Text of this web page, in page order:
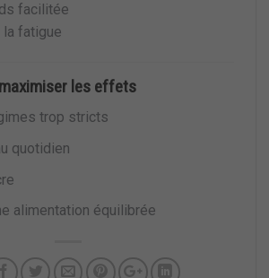
facilitée
la fatigue
les effets
trop stricts
quotidien
alimentation équilibrée